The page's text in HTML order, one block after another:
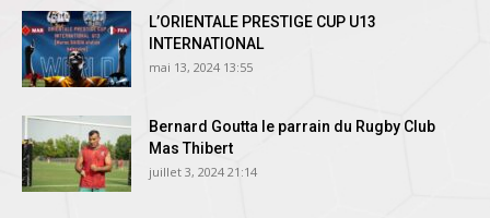
L’ORIENTALE PRESTIGE CUP U13
INTERNATIONAL
mai 13, 2024 13:55
Bernard Goutta le parrain du Rugby Club
Mas Thibert
juillet 3, 2024 21:14